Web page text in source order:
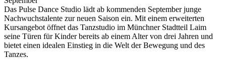
Das Pulse Dance Studio lädt ab kommenden September junge
Nachwuchstalente zur neuen Saison ein. Mit einem erweiterten
Kursangebot öffnet das Tanzstudio im Münchner Stadtteil Laim
seine Türen für Kinder bereits ab einem Alter von drei Jahren und
bietet einen idealen Einstieg in die Welt der Bewegung und des
Tanzes.